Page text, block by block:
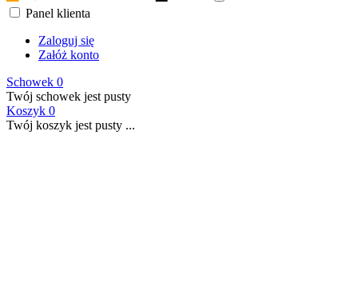
Panel klienta
Zaloguj się
Załóż konto
Schowek 0
Twój schowek jest pusty
Koszyk 0
Twój koszyk jest pusty ...